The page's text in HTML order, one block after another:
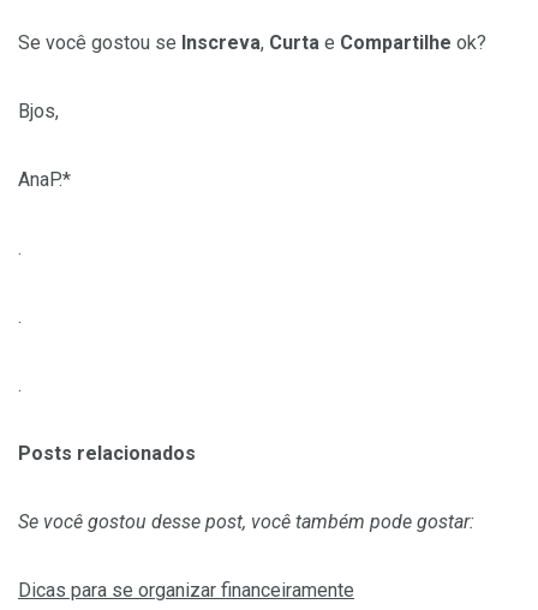
Se você gostou se Inscreva, Curta e Compartilhe ok?
Bjos,
AnaP.*
.
.
.
Posts relacionados
Se você gostou desse post, você também pode gostar:
Dicas para se organizar financeiramente